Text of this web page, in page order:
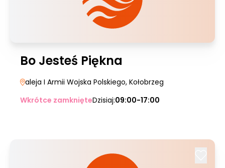
Bo Jesteś Piękna
aleja I Armii Wojska Polskiego, Kołobrzeg
Wkrótce zamknięteDzisiaj:09:00-17:00